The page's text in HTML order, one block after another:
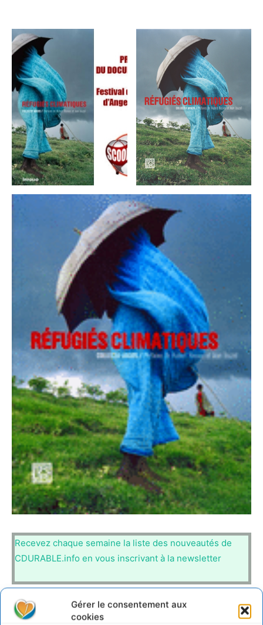
Gérer le consentement aux
cookies
Recevez chaque semaine la liste des nouveautés de
CDURABLE.info en vous inscrivant à la newsletter
http://www.eyrolles.com/Sciences/Livre/refugies-